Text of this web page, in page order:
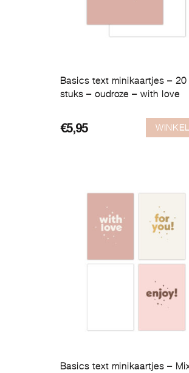
Basics text minikaartjes – 20
stuks – oudroze – with love
€5,95
Basics text minikaartjes –